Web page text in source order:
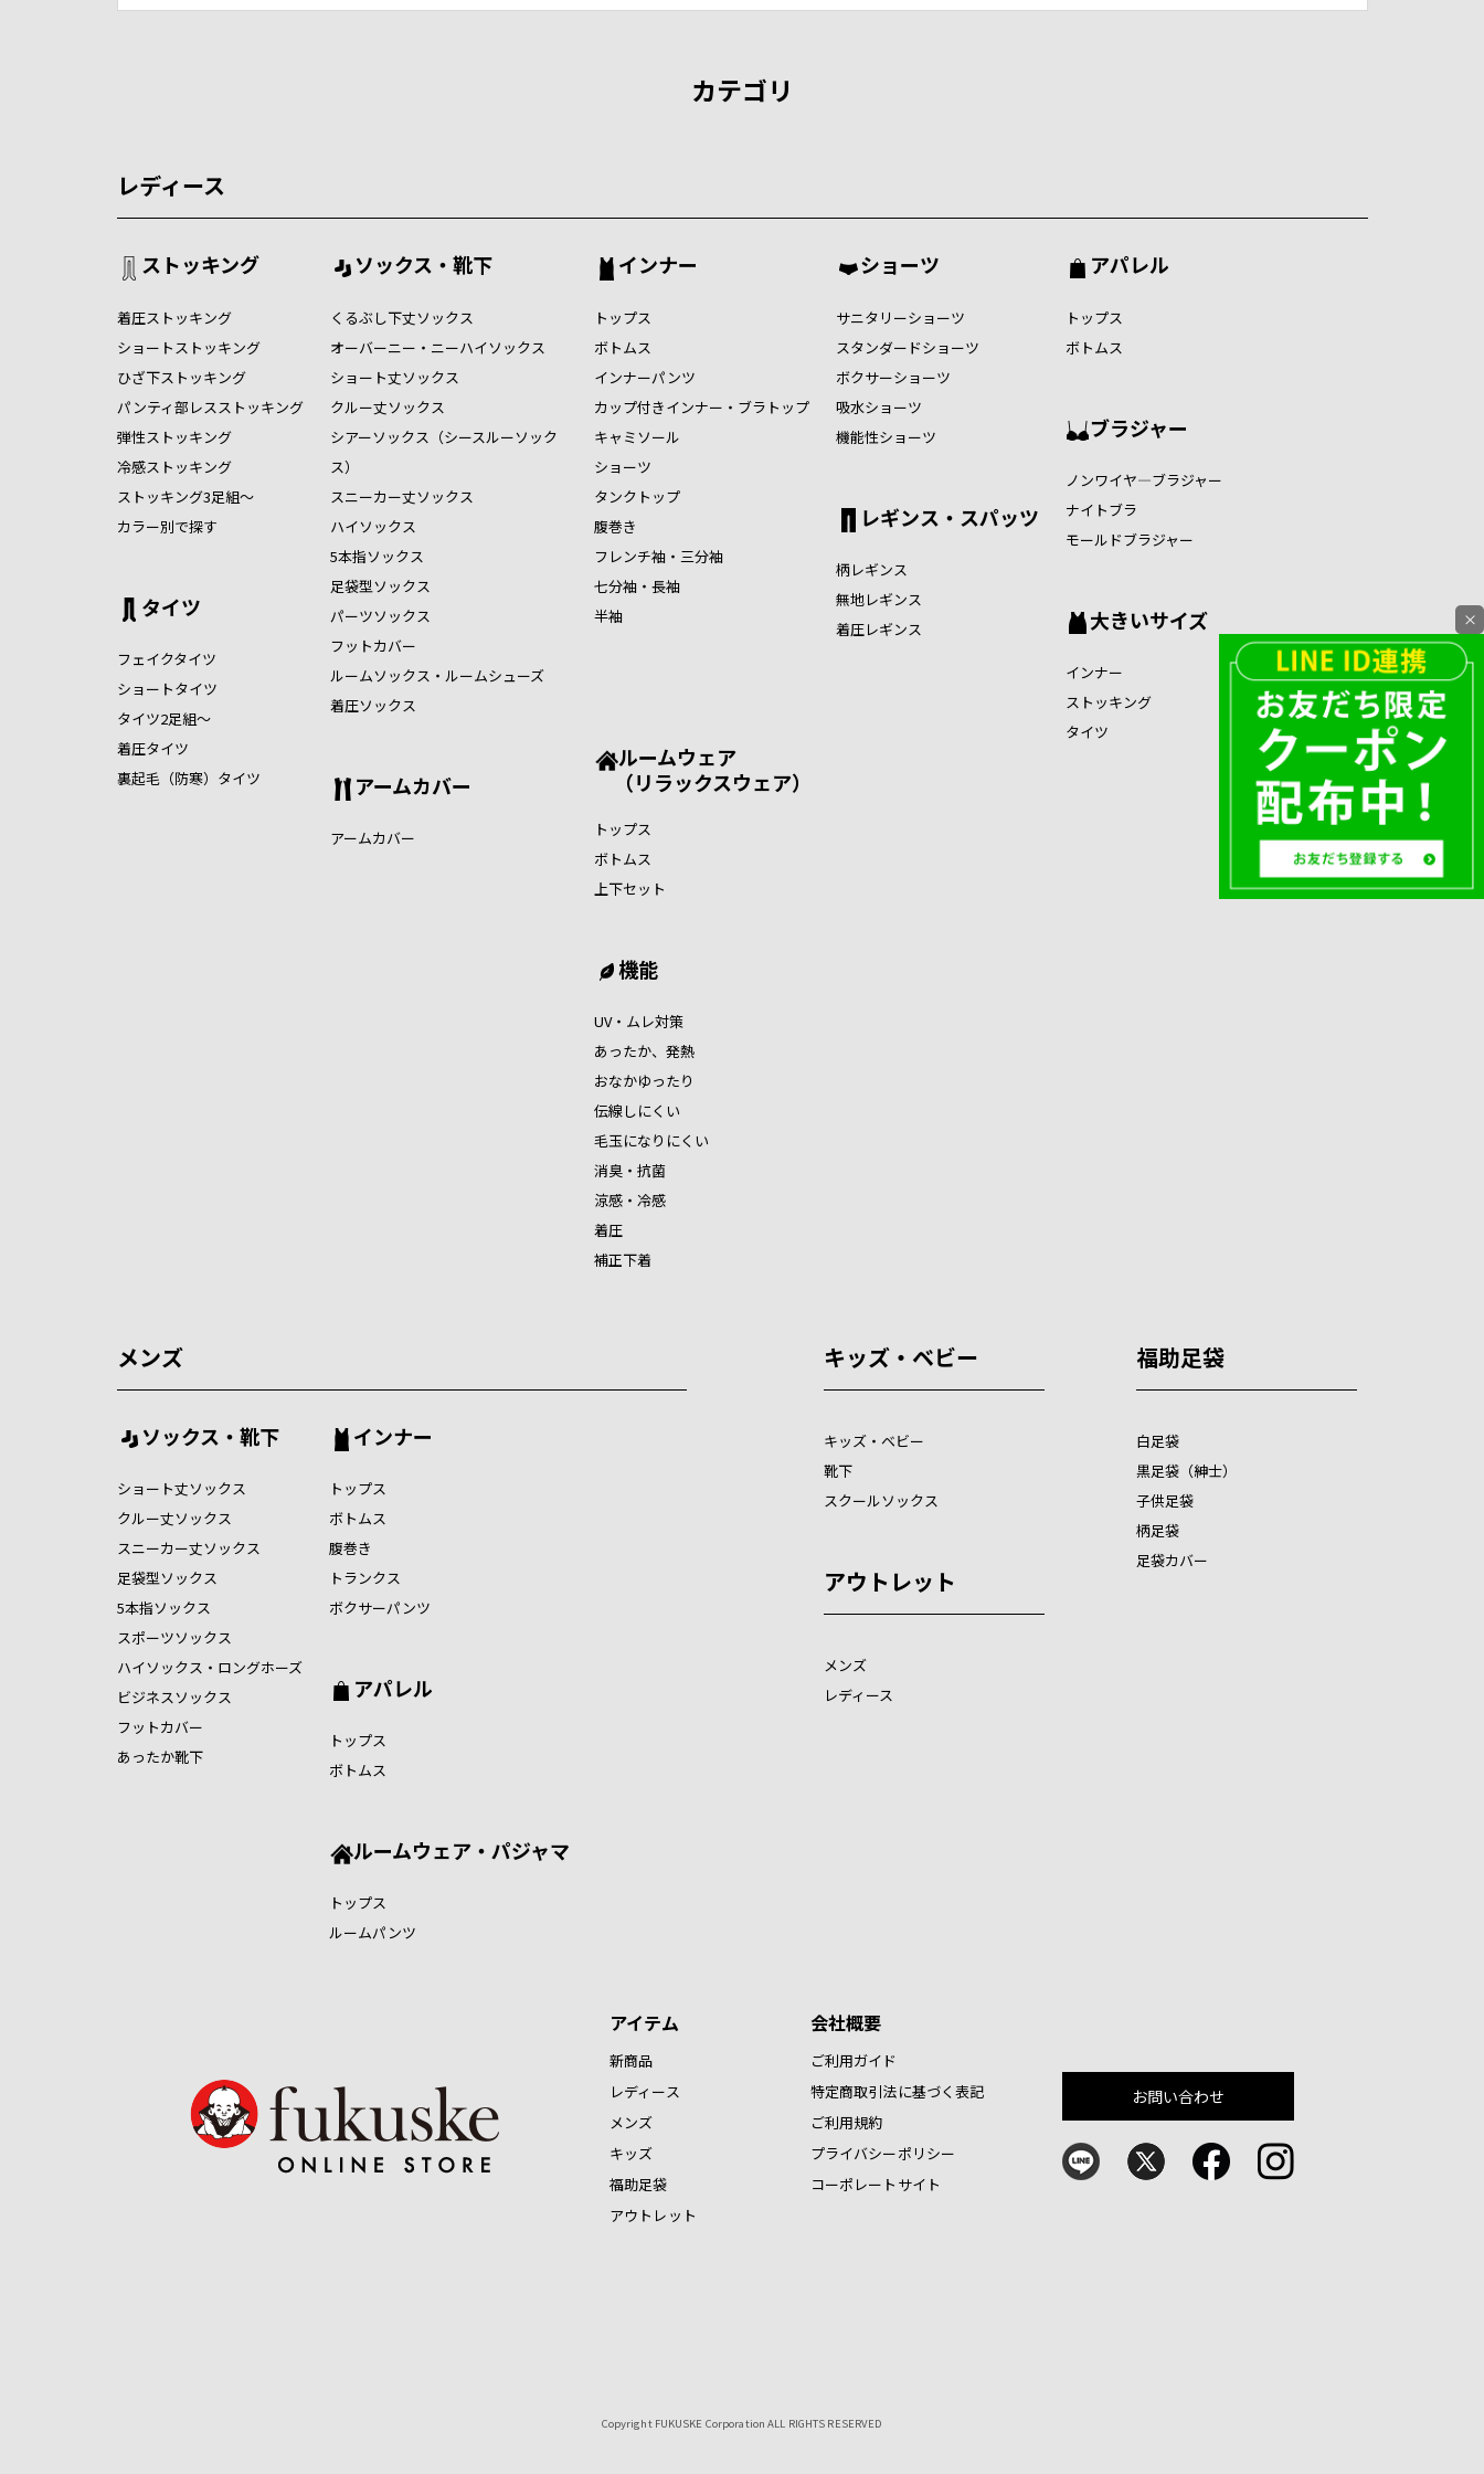
カテゴリ
レディース
ストッキング
着圧ストッキング
ショートストッキング
ひざ下ストッキング
パンティ部レスストッキング
弾性ストッキング
冷感ストッキング
ストッキング3足組～
カラー別で探す
タイツ
フェイクタイツ
ショートタイツ
タイツ2足組～
着圧タイツ
裏起毛（防寒）タイツ
ソックス・靴下
くるぶし下丈ソックス
オーバーニー・ニーハイソックス
ショート丈ソックス
クルー丈ソックス
シアーソックス（シースルーソック
ス）
スニーカー丈ソックス
ハイソックス
5本指ソックス
足袋型ソックス
パーツソックス
フットカバー
ルームソックス・ルームシューズ
着圧ソックス
アームカバー
アームカバー
インナー
トップス
ボトムス
インナーパンツ
カップ付きインナー・ブラトップ
キャミソール
ショーツ
タンクトップ
腹巻き
フレンチ袖・三分袖
七分袖・長袖
半袖
ショーツ
サニタリーショーツ
スタンダードショーツ
ボクサーショーツ
吸水ショーツ
機能性ショーツ
レギンス・スパッツ
柄レギンス
無地レギンス
着圧レギンス
アパレル
トップス
ボトムス
ブラジャー
ノンワイヤ―ブラジャー
ナイトブラ
モールドブラジャー
大きいサイズ
インナー
ストッキング
タイツ
ルームウェア
（リラックスウェア）
トップス
ボトムス
上下セット
機能
UV・ムレ対策
あったか、発熱
おなかゆったり
伝線しにくい
毛玉になりにくい
消臭・抗菌
涼感・冷感
着圧
補正下着
メンズ
ソックス・靴下
ショート丈ソックス
クルー丈ソックス
スニーカー丈ソックス
足袋型ソックス
5本指ソックス
スポーツソックス
ハイソックス・ロングホーズ
ビジネスソックス
フットカバー
あったか靴下
インナー
トップス
ボトムス
腹巻き
トランクス
ボクサーパンツ
アパレル
トップス
ボトムス
ルームウェア・パジャマ
トップス
ルームパンツ
キッズ・ベビー
キッズ・ベビー
靴下
スクールソックス
アウトレット
メンズ
レディース
福助足袋
白足袋
黒足袋（紳士）
子供足袋
柄足袋
足袋カバー
アイテム
新商品
レディース
メンズ
キッズ
福助足袋
アウトレット
会社概要
ご利用ガイド
特定商取引法に基づく表記
ご利用規約
プライバシーポリシー
コーポレートサイト
お問い合わせ
Copyright FUKUSKE Corporation ALL RIGHTS RESERVED
×